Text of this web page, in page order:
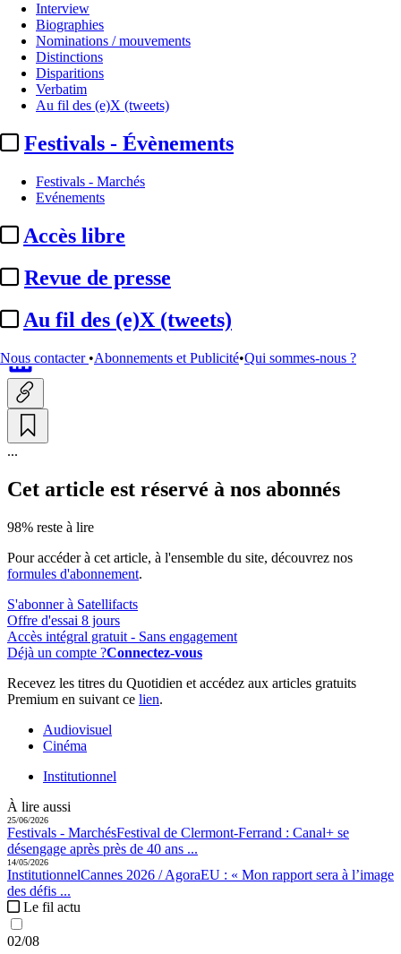
Interview
Biographies
Nominations / mouvements
Distinctions
Disparitions
Verbatim
Au fil des (e)X (tweets)
Festivals - Évènements
Festivals - Marchés
Evénements
Accès libre
Revue de presse
Au fil des (e)X (tweets)
Nous contacter •Abonnements et Publicité•Qui sommes-nous ?
Festival de Clermont-Ferrand :
après le retrait de Canal+, deux
eurodéputés ...
ParJulie Souvestre
...
Cet article est réservé à nos abonnés
98% reste à lire
Pour accéder à cet article, à l'ensemble du site, découvrez nos
formules d'abonnement.
S'abonner à Satellifacts
Offre d'essai 8 jours
Accès intégral gratuit - Sans engagement
Déjà un compte ?Connectez-vous
Recevez les titres du Quotidien et accédez aux articles gratuits
Premium en suivant ce lien.
Audiovisuel
Cinéma
Institutionnel
À lire aussi
25/06/2026
Festivals - MarchésFestival de Clermont-Ferrand : Canal+ se
désengage après près de 40 ans ...
14/05/2026
InstitutionnelCannes 2026 / AgoraEU : « Mon rapport sera à l’image
des défis ...
Le fil actu
02/08